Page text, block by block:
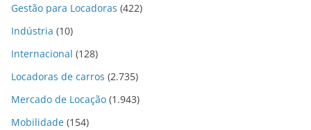
Gestão para Locadoras (422)
Indústria (10)
Internacional (128)
Locadoras de carros (2.735)
Mercado de Locação (1.943)
Mobilidade (154)